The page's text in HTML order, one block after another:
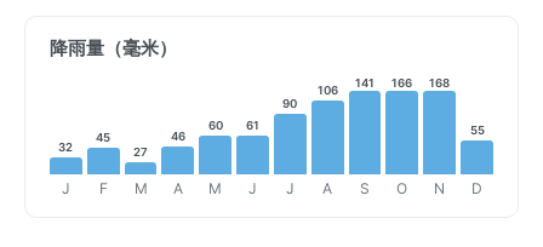
降雨量（毫米）
32
J
45
F
27
M
46
A
60
M
61
J
90
J
106
A
141
S
166
O
168
N
55
D